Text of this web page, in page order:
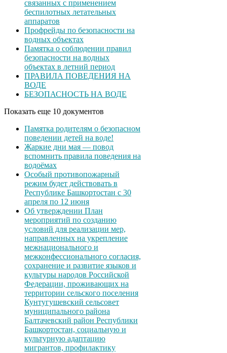
связанных с применением
беспилотных летательных
аппаратов
Профрейды по безопасности на
водных объектах
Памятка о соблюдении правил
безопасности на водных
объектах в летний период
ПРАВИЛА ПОВЕДЕНИЯ НА
ВОДЕ
БЕЗОПАСНОСТЬ НА ВОДЕ
Показать еще 10 документов
Памятка родителям о безопасном
поведении детей на воде!
Жаркие дни мая — повод
вспомнить правила поведения на
водоёмах
Особый противопожарный
режим будет действовать в
Республике Башкортостан с 30
апреля по 12 июня
Об утверждении План
мероприятий по созданию
условий для реализации мер,
направленных на укрепление
межнационального и
межконфессионального согласия,
сохранение и развитие языков и
культуры народов Российской
Федерации, проживающих на
территории сельского поселения
Кунтугушевский сельсовет
муниципального района
Балтачевский район Республики
Башкортостан, социальную и
культурную адаптацию
мигрантов, профилактику